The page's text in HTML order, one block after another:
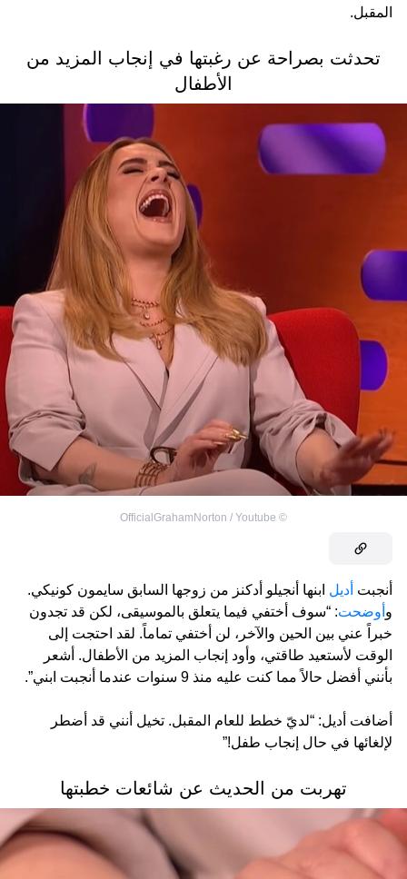
المقبل.
تحدثت بصراحة عن رغبتها في إنجاب المزيد من
الأطفال
©
OfficialGrahamNorton / Youtube
أنجبت أديل ابنها أنجيلو أدكنز من زوجها السابق سايمون كونيكي.
و أوضحت: “سوف أختفي فيما يتعلق بالموسيقى، لكن قد تجدون
خبراً عني بين الحين والآخر، لن أختفي تماماً. لقد احتجت إلى
الوقت لأستعيد طاقتي، وأود إنجاب المزيد من الأطفال. أشعر
بأنني أفضل حالاً مما كنت عليه منذ 9 سنوات عندما أنجبت ابني”.
أضافت أديل: “لديّ خطط للعام المقبل. تخيل أنني قد أضطر
لإلغائها في حال إنجاب طفل!”
تهربت من الحديث عن شائعات خطبتها